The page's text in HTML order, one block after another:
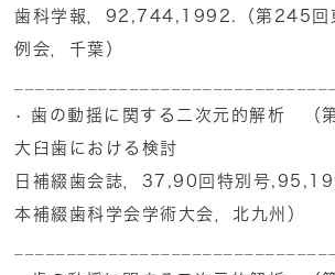
歯科学報，92,744,1992.（第245回
例会，千葉）
• 歯の動揺に関する二次元的解析 （
大臼歯における検討
日補綴歯会誌，37,90回特別号
本補綴歯科学会学術大会，北九州）